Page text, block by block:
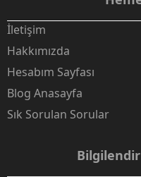
İletişim
Hakkımızda
Hesabım Sayfası
Blog Anasayfa
Sık Sorulan Sorular